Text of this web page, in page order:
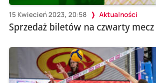
15 Kwiecień 2023, 20:58 Aktualności
Sprzedaż biletów na czwarty mecz